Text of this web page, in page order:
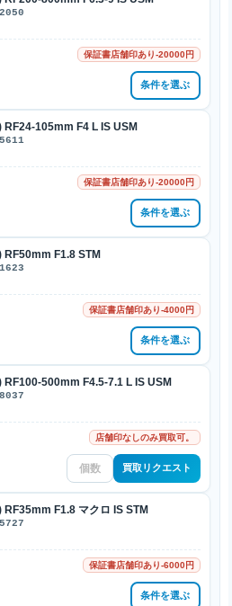
保証書店舗印あり-20000円
条件を選ぶ
RF24-105mm F4 L IS USM
保証書店舗印あり-20000円
条件を選ぶ
RF50mm F1.8 STM
保証書店舗印あり-4000円
条件を選ぶ
RF100-500mm F4.5-7.1 L IS USM
店舗印なしのみ買取可。
買取リクエスト
RF35mm F1.8 マクロ IS STM
保証書店舗印あり-6000円
条件を選ぶ